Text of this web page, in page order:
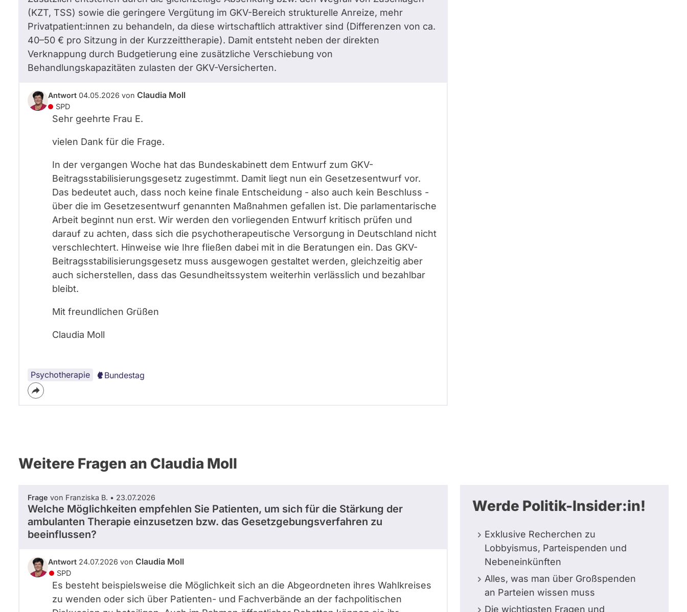
(KZT, TSS) sowie die geringere Vergütung im GKV-Bereich strukturelle Anreize, mehr
Privatpatient:innen zu behandeln, da diese wirtschaftlich attraktiver sind (Differenzen von ca.
40–50 € pro Sitzung in der Kurzzeittherapie). Damit entsteht neben der direkten
Verknappung durch Budgetierung eine zusätzliche Verschiebung von
Behandlungskapazitäten zulasten der GKV-Versicherten.
Antwort 04.05.2026 von Claudia Moll
SPD
Sehr geehrte Frau E.
vielen Dank für die Frage.
In der vergangen Woche hat das Bundeskabinett dem Entwurf zum GKV-
Beitragsstabilisierungsgesetz zugestimmt. Damit liegt nun ein Gesetzesentwurf vor.
Das bedeutet auch, dass noch keine finale Entscheidung - also auch kein Beschluss -
über die im Gesetzesentwurf genannten Maßnahmen gefallen ist. Die parlamentarische
Arbeit beginnt nun erst. Wir werden den vorliegenden Entwurf kritisch prüfen und
darauf zu achten, dass sich die psychotherapeutische Versorgung in Deutschland nicht
verschlechtert. Hinweise wie Ihre fließen dabei mit in die Beratungen ein. Das GKV-
Beitragsstabilisierungsgesetz muss ausgewogen gestaltet werden, gleichzeitig aber
auch sicherstellen, dass das Gesundheitssystem weiterhin verlässlich und bezahlbar
bleibt.
Mit freundlichen Grüßen
Claudia Moll
Psychotherapie Bundestag
Weitere Fragen an Claudia Moll
Frage von Franziska B. • 23.07.2026
Welche Möglichkeiten empfehlen Sie Patienten, um sich für die Stärkung der
ambulanten Therapie einzusetzen bzw. das Gesetzgebungsverfahren zu
beeinflussen?
Antwort 24.07.2026 von Claudia Moll
SPD
Es besteht beispielsweise die Möglichkeit sich an die Abgeordneten ihres Wahlkreises
zu wenden oder sich über Patienten- und Fachverbände an der fachpolitischen
Werde Politik-Insider:in!
Exklusive Recherchen zu
Lobbyismus, Parteispenden und
Nebeneinkünften
Alles, was man über Großspenden
an Parteien wissen muss
Die wichtigsten Fragen und